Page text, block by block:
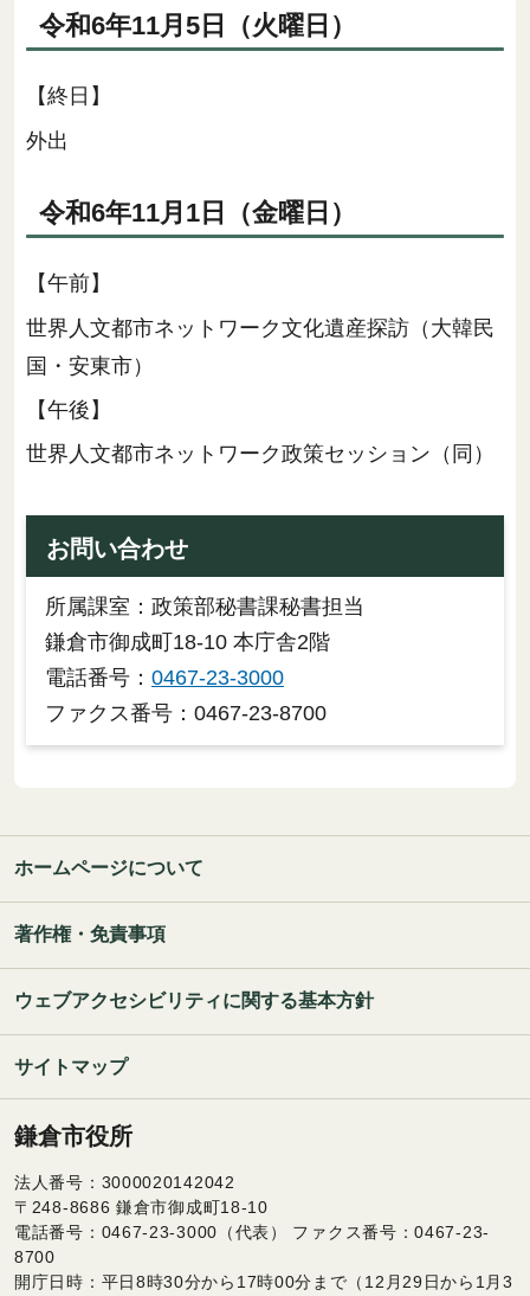
令和6年11月5日（火曜日）
【終日】
外出
令和6年11月1日（金曜日）
【午前】
世界人文都市ネットワーク文化遺産探訪（大韓民
国・安東市）
【午後】
世界人文都市ネットワーク政策セッション（同）
お問い合わせ
所属課室：政策部秘書課秘書担当
鎌倉市御成町18-10 本庁舎2階
電話番号： 0467-23-3000
ファクス番号：0467-23-8700
ホームページについて
著作権・免責事項
ウェブアクセシビリティに関する基本方針
サイトマップ
鎌倉市役所
法人番号：3000020142042
〒248-8686 鎌倉市御成町18-10
電話番号：0467-23-3000（代表） ファクス番号：0467-23-
8700
開庁日時：平日8時30分から17時00分まで（12月29日から1月3